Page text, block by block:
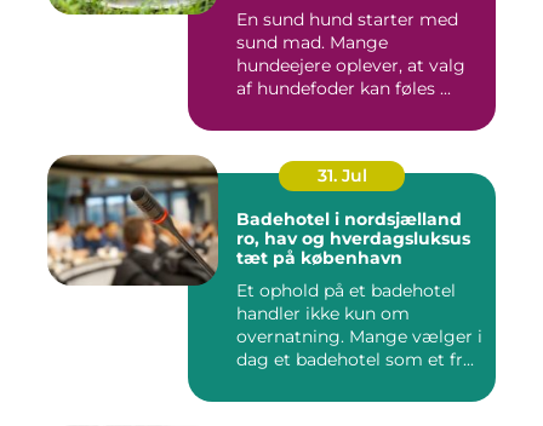
En sund hund starter med
sund mad. Mange
hundeejere oplever, at valg
af hundefoder kan føles ...
31. Jul
Badehotel i nordsjælland
ro, hav og hverdagsluksus
tæt på københavn
Et ophold på et badehotel
handler ikke kun om
overnatning. Mange vælger i
dag et badehotel som et fr...